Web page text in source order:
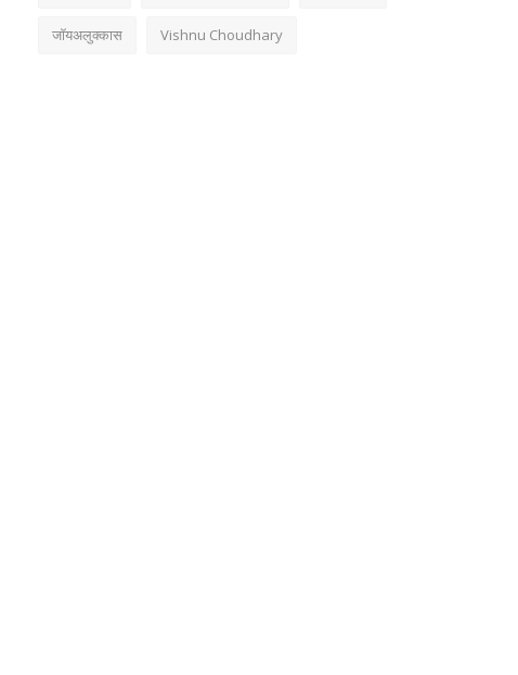
जॉयअलुक्कास Vishnu Choudhary